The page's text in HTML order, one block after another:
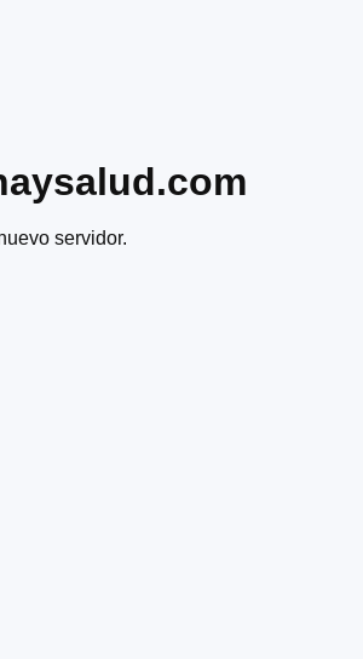
servidor.